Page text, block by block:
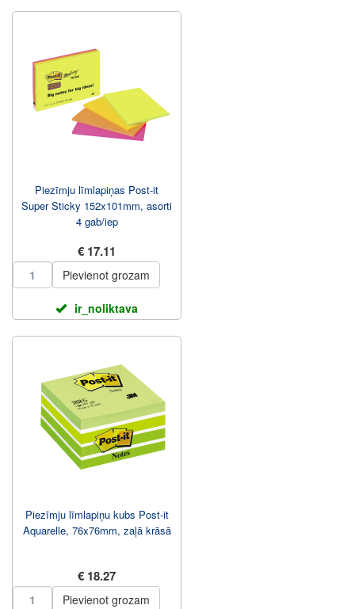
Piezīmju līmlapiņas Post-it
Super Sticky 152x101mm, asorti
4 gab/iep
€ 17.11
Pievienot grozam
ir_noliktava
Piezīmju līmlapiņu kubs Post-it
Aquarelle, 76x76mm, zaļā krāsā
€ 18.27
Pievienot grozam